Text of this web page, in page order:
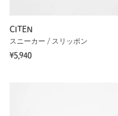
CITEN
スニーカー / スリッポン
¥5,940